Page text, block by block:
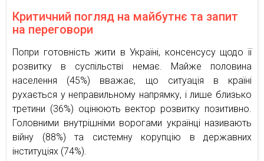
Критичний погляд на майбутнє та запит
на переговори
Попри готовність жити в Україні, консенсусу щодо її
розвитку в суспільстві немає. Майже половина
населення (45%) вважає, що ситуація в країні
рухається у неправильному напрямку, і лише близько
третини (36%) оцінюють вектор розвитку позитивно.
Головними внутрішніми ворогами українці називають
війну (88%) та системну корупцію в державних
інституціях (74%).